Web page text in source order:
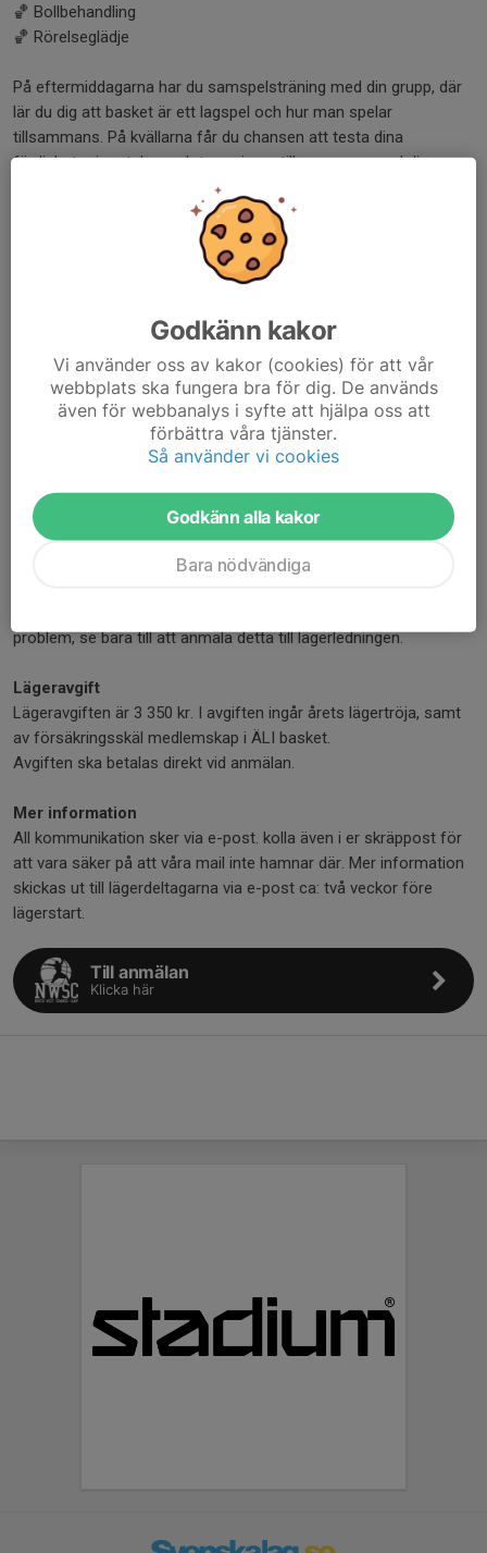
🏀 Bollbehandling
🏀 Rörelseglädje
På eftermiddagarna har du samspelsträning med din grupp, där
lär du dig att basket är ett lagspel och hur man spelar
tillsammans. På kvällarna får du chansen att testa dina
färdigheter i matcher och turneringar tillsammans med dina
lägerkamrater. Utanför träningstiden har vi ledare som
organiserar aktiviteter för dig, det finns också möjlighet att vara
med i olika tävlingar eller spontanspela basket tillsammans med
I vår tränarstab ingår elittränare med erfarenhet av basket på
nationell och internationell toppnivå, samt några av de bästa
ungdomstränarna från Skåne. Andra tränare du möter på lägret
kan vara aktiva elitspelare från Basketligan Dam och Basketligan
Herr, som genom att arbeta på North West Summer Camp vill
göra dig och svensk basket bättre.
Kost & logi
Kosten består av fyra mål mat om dagen (ett på lördagen och
två på torsdagen). Logi i skolsalar. Deltagarna tar med sig
problem, se bara till att anmäla detta till lägerledningen.
Lägeravgift
Lägeravgiften är 3 350 kr. I avgiften ingår årets lägertröja, samt
av försäkringsskäl medlemskap i ÄLI basket.
Avgiften ska betalas direkt vid anmälan.
Mer information
All kommunikation sker via e-post. kolla även i er skräppost för
att vara säker på att våra mail inte hamnar där. Mer information
skickas ut till lägerdeltagarna via e-post ca: två veckor före
lägerstart.
Till anmälan
Klicka här
Godkänn kakor
Vi använder oss av kakor (cookies) för att vår
webbplats ska fungera bra för dig. De används
även för webbanalys i syfte att hjälpa oss att
förbättra våra tjänster.
Så använder vi cookies
Godkänn alla kakor
Bara nödvändiga